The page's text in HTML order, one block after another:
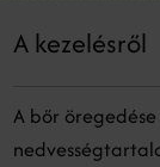
A kezelésről
A bőr